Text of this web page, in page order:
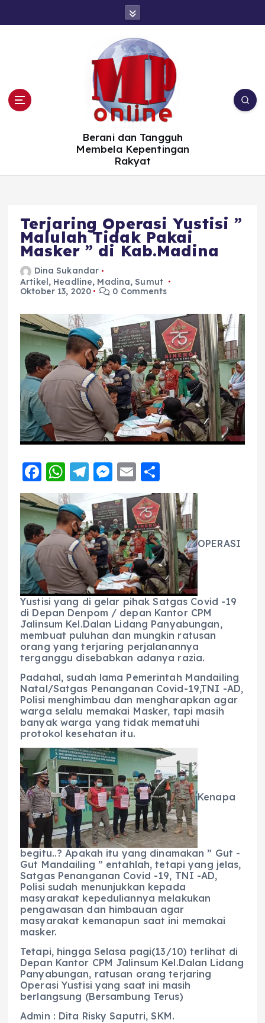
Berani dan Tangguh
Membela Kepentingan
Rakyat
Terjaring Operasi Yustisi ”
Malulah Tidak Pakai
Masker ” di Kab.Madina
Dina Sukandar
Artikel, Headline, Madina,Sumut
Oktober 13, 2020
0 Comments
F
a
c
e
b
o
o
k
W
h
a
ts
A
p
p
T
el
e
g
r
a
m
M
e
ss
e
n
g
er
E
m
ai
l
h
a
re
OPERASI
Yustisi yang di gelar pihak Satgas Covid -19
di Depan Denpom / depan Kantor CPM
Jalinsum Kel.Dalan Lidang Panyabungan,
membuat puluhan dan mungkin ratusan
orang yang terjaring perjalanannya
terganggu disebabkan adanya razia.
Padahal, sudah lama Pemerintah Mandailing
Natal/Satgas Penanganan Covid-19,TNI -AD,
Polisi menghimbau dan mengharapkan agar
warga selalu memakai Masker, tapi masih
banyak warga yang tidak mematuhi
protokol kesehatan itu.
Kenapa
begitu..? Apakah itu yang dinamakan ” Gut -
Gut Mandailing ” entahlah, tetapi yang jelas,
Satgas Penanganan Covid -19, TNI -AD,
Polisi sudah menunjukkan kepada
masyarakat kepeduliannya melakukan
pengawasan dan himbauan agar
masyarakat kemanapun saat ini memakai
masker.
Tetapi, hingga Selasa pagi(13/10) terlihat di
Depan Kantor CPM Jalinsum Kel.Dalan Lidang
Panyabungan, ratusan orang terjaring
Operasi Yustisi yang saat ini masih
berlangsung (Bersambung Terus)
Admin : Dita Risky Saputri, SKM.